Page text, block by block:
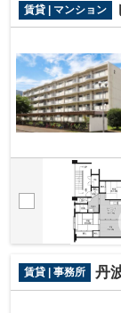
賃貸 | マンション
賃貸 | 事務所 丹